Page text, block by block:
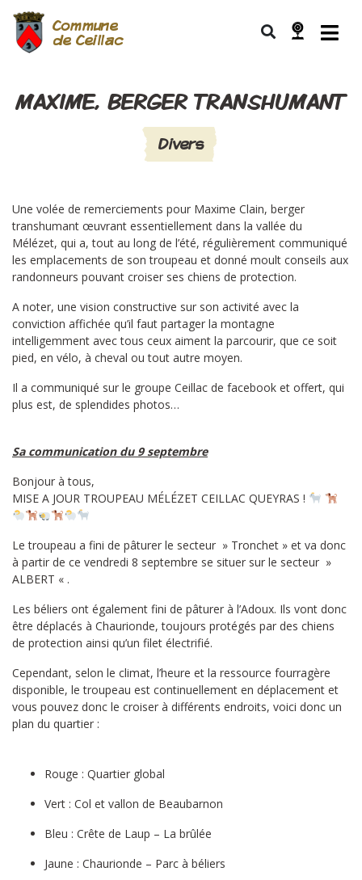
Commune
de Ceillac
MAXIME, BERGER TRANSHUMANT
Divers
Une volée de remerciements pour Maxime Clain, berger
transhumant œuvrant essentiellement dans la vallée du
Mélézet, qui a, tout au long de l’été, régulièrement communiqué
les emplacements de son troupeau et donné moult conseils aux
randonneurs pouvant croiser ses chiens de protection.
A noter, une vision constructive sur son activité avec la
conviction affichée qu’il faut partager la montagne
intelligemment avec tous ceux aiment la parcourir, que ce soit
pied, en vélo, à cheval ou tout autre moyen.
Il a communiqué sur le groupe Ceillac de facebook et offert, qui
plus est, de splendides photos…
Sa communication du 9 septembre
Bonjour à tous,
MISE A JOUR TROUPEAU MÉLÉZET CEILLAC QUEYRAS !
Le troupeau a fini de pâturer le secteur » Tronchet » et va donc
à partir de ce vendredi 8 septembre se situer sur le secteur »
ALBERT « .
Les béliers ont également fini de pâturer à l’Adoux. Ils vont donc
être déplacés à Chaurionde, toujours protégés par des chiens
de protection ainsi qu’un filet électrifié.
Cependant, selon le climat, l’heure et la ressource fourragère
disponible, le troupeau est continuellement en déplacement et
vous pouvez donc le croiser à différents endroits, voici donc un
plan du quartier :
Rouge : Quartier global
Vert : Col et vallon de Beaubarnon
Bleu : Crête de Laup – La brûlée
Jaune : Chaurionde – Parc à béliers